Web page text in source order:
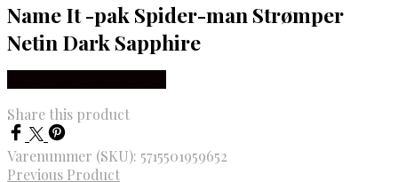
Name It -pak Spider-man Strømper
Netin Dark Sapphire
Share this product
Varenummer (SKU): 5715501959652
Previous Product